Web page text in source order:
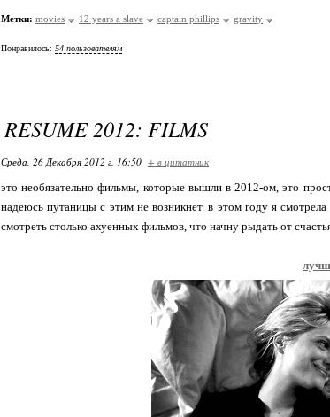
Метки: movies 12 years a slave captain phillips gravity
Понравилось: 54 пользователям
RESUME 2012: FILMS
Среда, 26 Декабря 2012 г. 16:50 + в цитатник
это необязательно фильмы, которые вышли в 2012-ом, это
надеюсь путаницы с этим не возникнет. в этом году я
смотреть столько ахуенных фильмов, что начну рыдать от